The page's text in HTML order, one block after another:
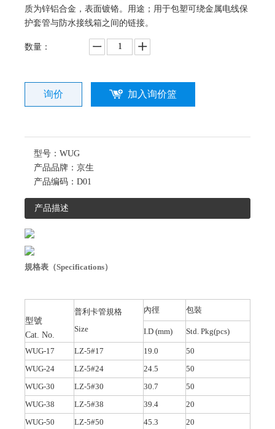
质为锌铝合金，表面镀铬。用途；用于包塑可绕金属电线保
护套管与防水接线箱之间的链接。
数量：
询价 加入询价篮
型号： WUG
产品品牌： 京生
产品编码： D01
产品描述
規格表（Specifications）
型號
Cat. No.
普利卡管規格
Size
內徑 包裝
I.D (mm) Std. Pkg(pcs)
WUG-17 LZ-5#17 19.0
50
WUG-24
LZ-5#24 24.5
50
WUG-30
LZ-5#30 30.7
50
WUG-38
LZ-5#38 39.4
20
WUG-50
LZ-5#50 45.3
20